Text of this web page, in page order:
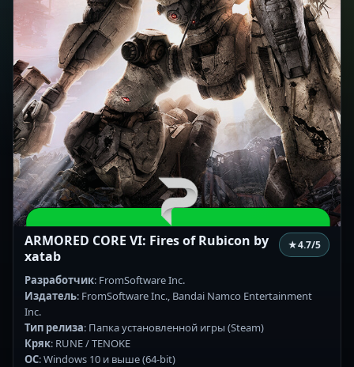
ARMORED CORE VI: Fires of Rubicon by
xatab
★4.7/5
Разработчик: FromSoftware Inc.
Издатель: FromSoftware Inc., Bandai Namco Entertainment
Inc.
Тип релиза: Папка установленной игры (Steam)
Кряк: RUNE / TENOKE
ОС: Windows 10 и выше (64-bit)